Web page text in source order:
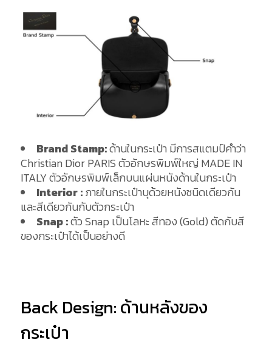
Brand Stamp:ด้านในกระเป๋า มีการสแตมป์คำว่า
Christian Dior PARIS ตัวอักษรพิมพ์ใหญ่ MADE IN
ITALY ตัวอักษรพิมพ์เล็กบนแผ่นหนังด้านในกระเป๋า
Interior :ภายในกระเป๋าบุด้วยหนังชนิดเดียวกัน
และสีเดียวกันกับตัวกระเป๋า
Snap :ตัว Snap เป็นโลหะ สีทอง (Gold) ตัดกับสี
ของกระเป๋าได้เป็นอย่างดี
Back Design: ด้านหลังของ
กระเป๋า